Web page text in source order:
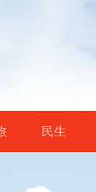
民生